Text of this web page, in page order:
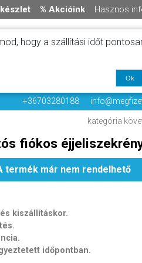
% Akcióink Hasznos
Regisztráció /
+36703280188
kategória
fiókos
termék már nem rendelhető
kiszállításkor.
időpontban.
hogy a szállítási időt
Ok